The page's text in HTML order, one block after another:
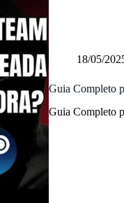
18/05/
Guia Completo
Guia Completo